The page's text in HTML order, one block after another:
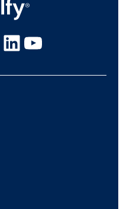
Linkedin
Youtube